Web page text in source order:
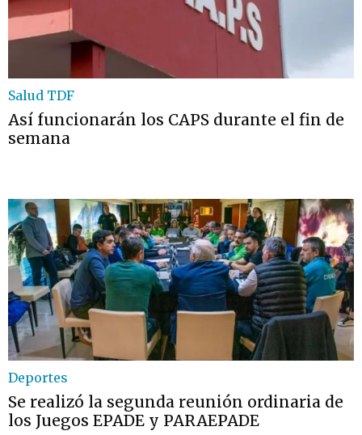
Salud TDF
Así funcionarán los CAPS durante el fin de
semana
Deportes
Se realizó la segunda reunión ordinaria de
los Juegos EPADE y PARAEPADE